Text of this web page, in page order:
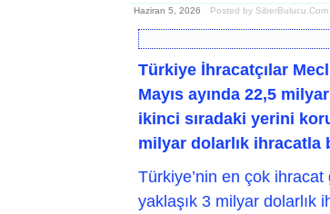
Haziran 5, 2026 Posted by SiberBulucu.Com
Türkiye İhracatçılar
Mayıs ayında 22,5
ikinci sıradaki yerini
milyar dolarlık
Türkiye’nin en çok
yaklaşık 3 milyar dolarlık